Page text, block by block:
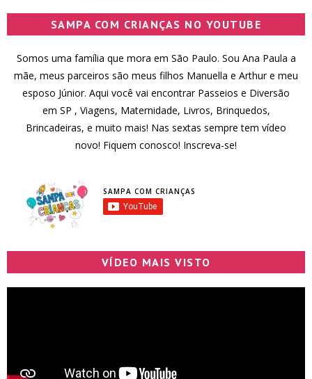
SAMPA COM CRIANÇAS NO YOUTUBE
Somos uma família que mora em São Paulo. Sou Ana Paula a
mãe, meus parceiros são meus filhos Manuella e Arthur e meu
esposo Júnior. Aqui você vai encontrar Passeios e Diversão
em SP , Viagens, Maternidade, Livros, Brinquedos,
Brincadeiras, e muito mais! Nas sextas sempre tem vídeo
novo! Fiquem conosco! Inscreva-se!
SAMPA COM CRIANÇAS
VÍDEO MAIS VISTO